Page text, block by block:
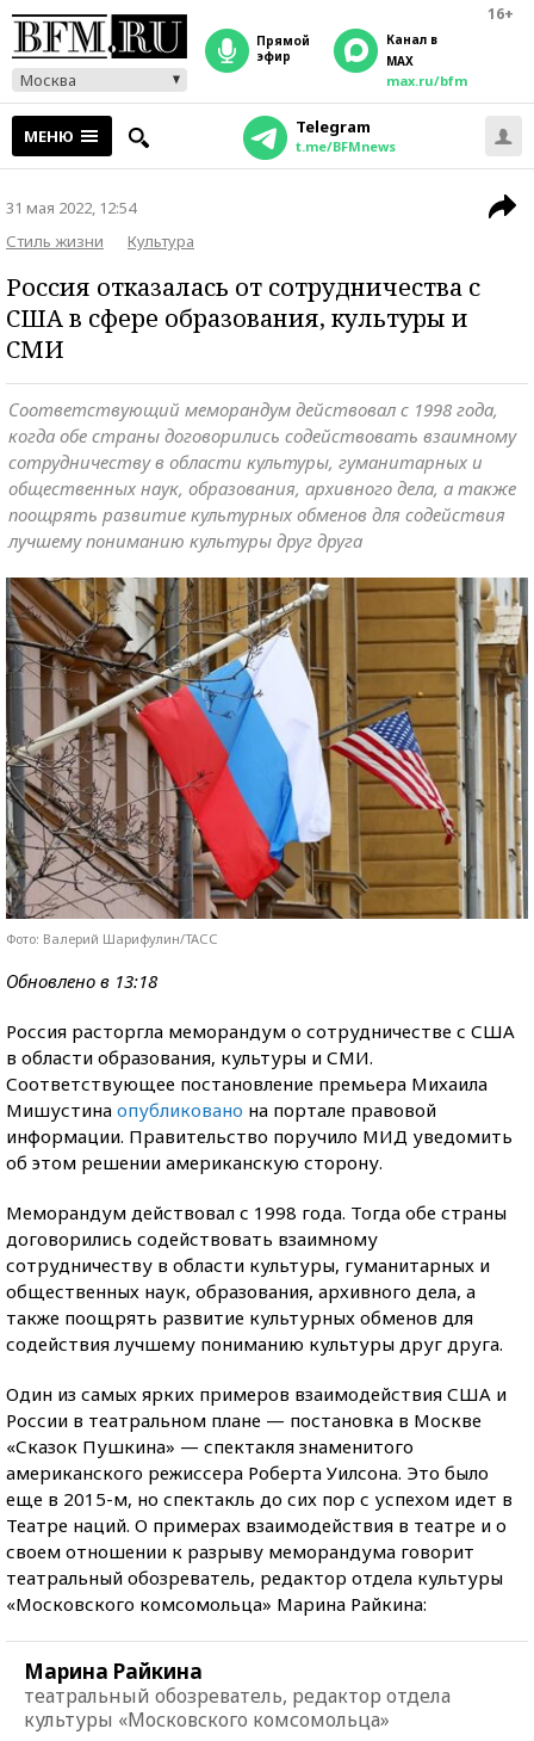
16+
Москва
прямой
эфир
Канал в
MAX
max.ru/bfm
МЕНЮ Telegram
t.me/BFMnews
31 мая 2022, 12:54
Стиль жизни
Культура
Россия отказалась от сотрудничества с
США в сфере образования, культуры и
СМИ
Соответствующий меморандум действовал с 1998 года,
когда обе страны договорились содействовать взаимному
сотрудничеству в области культуры, гуманитарных и
общественных наук, образования, архивного дела, а также
поощрять развитие культурных обменов для содействия
лучшему пониманию культуры друг друга
Фото: Валерий Шарифулин/ТАСС
Обновлено в 13:18
Россия расторгла меморандум о сотрудничестве с США
в области образования, культуры и СМИ.
Соответствующее постановление премьера Михаила
Мишустина опубликовано на портале правовой
информации. Правительство поручило МИД уведомить
об этом решении американскую сторону.
Меморандум действовал с 1998 года. Тогда обе страны
договорились содействовать взаимному
сотрудничеству в области культуры, гуманитарных и
общественных наук, образования, архивного дела, а
также поощрять развитие культурных обменов для
содействия лучшему пониманию культуры друг друга.
Один из самых ярких примеров взаимодействия США и
России в театральном плане — постановка в Москве
«Сказок Пушкина» — спектакля знаменитого
американского режиссера Роберта Уилсона. Это было
еще в 2015-м, но спектакль до сих пор с успехом идет в
Театре наций. О примерах взаимодействия в театре и о
своем отношении к разрыву меморандума говорит
театральный обозреватель, редактор отдела культуры
«Московского комсомольца» Марина Райкина:
Марина Райкина
театральный обозреватель, редактор отдела
культуры «Московского комсомольца»